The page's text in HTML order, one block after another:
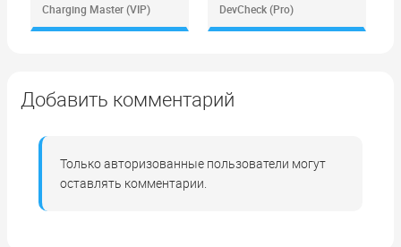
Charging Master (VIP) DevCheck (Pro)
Добавить комментарий
Только авторизованные пользователи могут
оставлять комментарии.